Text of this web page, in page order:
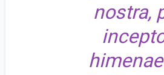
nostra,